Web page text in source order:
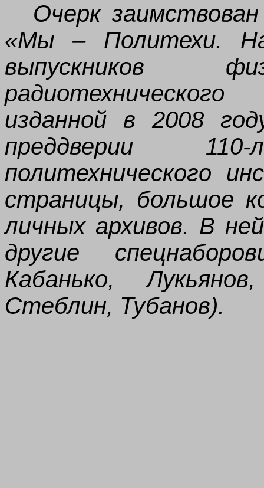
Очерк
«Мы – Политехи.
выпускников
изданной в
2008
преддверии 110-
политехнического
страницы, большое
личных архивов. В
другие
Кабанько,
Стеблин, Тубанов).